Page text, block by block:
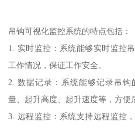
吊钩可视化监控系统的特点包括：
1. 实时监控：系统能够实时监控
工作情况，保证工作安全。
2. 数据记录：系统能够记录吊
量、起升高度、起升速度等，方便
3. 远程监控：系统支持远程监控